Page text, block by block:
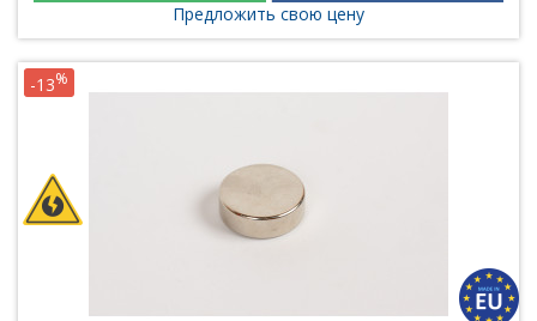
Предложить свою цену
-13%